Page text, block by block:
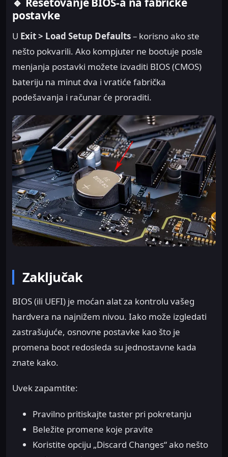
postavke
U Exit > Load Setup Defaults– korisno ako ste
nešto pokvarili. Ako kompjuter ne bootuje posle
menjanja postavki možete izvaditi BIOS (CMOS)
bateriju na minut dva i vratiće fabrička
podešavanja i računar će proraditi.
Zaključak
BIOS (ili UEFI) je moćan alat za kontrolu vašeg
hardvera na najnižem nivou. Iako može izgledati
zastrašujuće, osnovne postavke kao što je
promena boot redosleda su jednostavne kada
znate kako.
Uvek zapamtite:
Pravilno pritiskajte taster pri pokretanju
Beležite promene koje pravite
Koristite opciju „Discard Changes“ ako nešto